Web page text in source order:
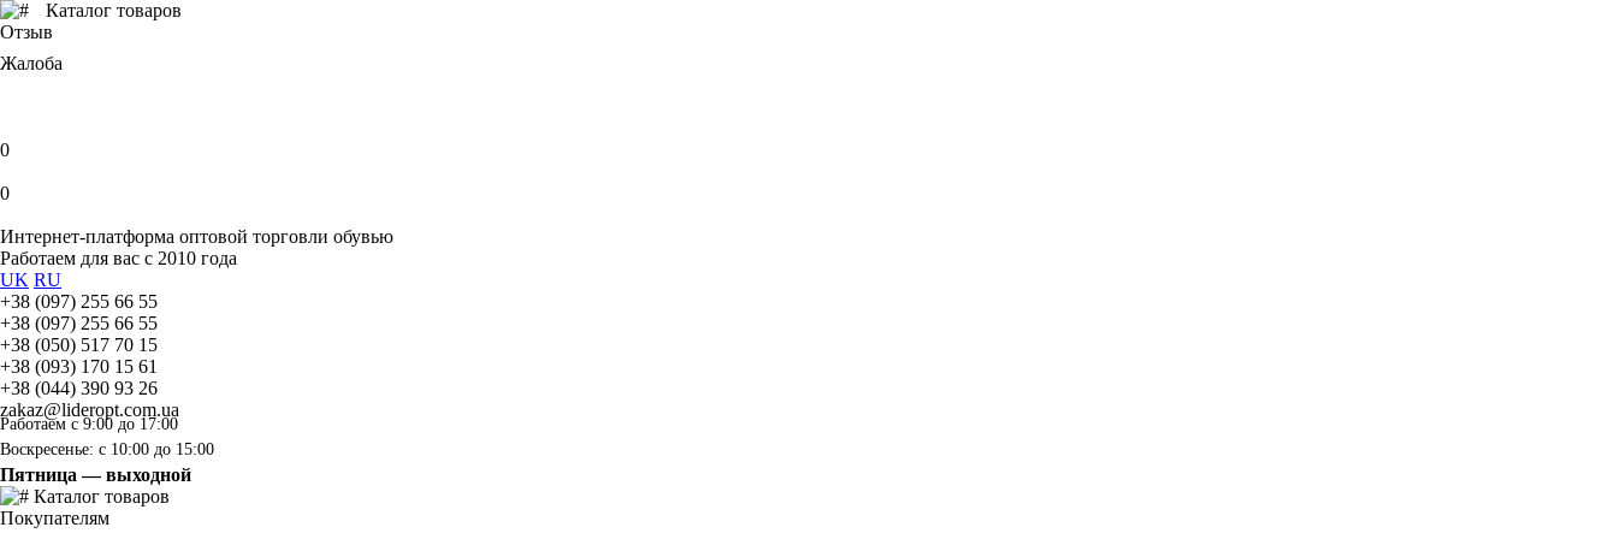
Каталог товаров
Отзыв
Жалоба
0
0
Интернет-платформа оптовой торговли обувью
Работаем для вас с 2010 года
UK RU
+38 (097) 255 66 55
+38 (097) 255 66 55
+38 (050) 517 70 15
+38 (093) 170 15 61
+38 (044) 390 93 26
zakaz@lideropt.com.ua
Работаем с 9:00 до 17:00
Воскресенье: с 10:00 до 15:00
Пятница — выходной
Каталог товаров
Покупателям